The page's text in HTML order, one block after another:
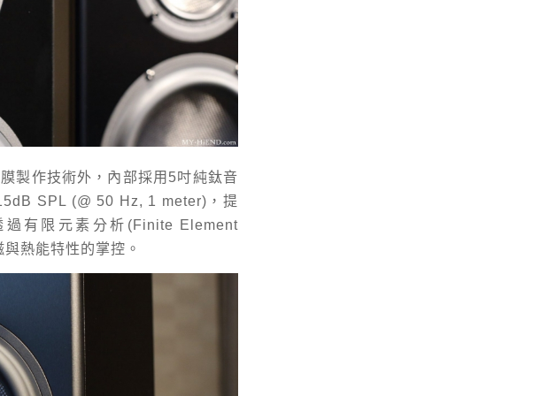
製作技術外，內部採用5吋純鈦音
SPL (@ 50 Hz, 1 meter)，提
有限元素分析(Finite Element
熱能特性的掌控。